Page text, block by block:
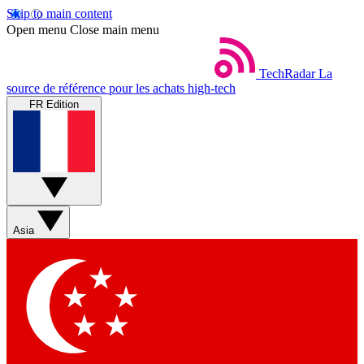
Skip to main content
Open menu Close main menu
TechRadar La
source de référence pour les achats high-tech
FR Edition
Asia